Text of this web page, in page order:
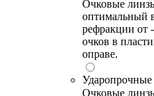
Очковые
оптимальный
рефракции от
очков в
оправе.
Ударопрочные
Очковые